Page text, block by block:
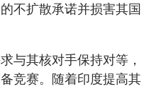
不扩散承诺并损害其国
与其核对手保持对等，
竞赛。随着印度提高其